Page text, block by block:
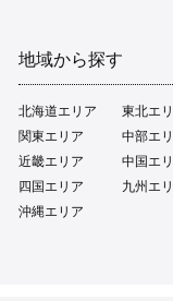
地域から探す
北海道エリア
東北エ
関東エリア
中部エ
近畿エリア
中国エ
四国エリア
九州エ
沖縄エリア